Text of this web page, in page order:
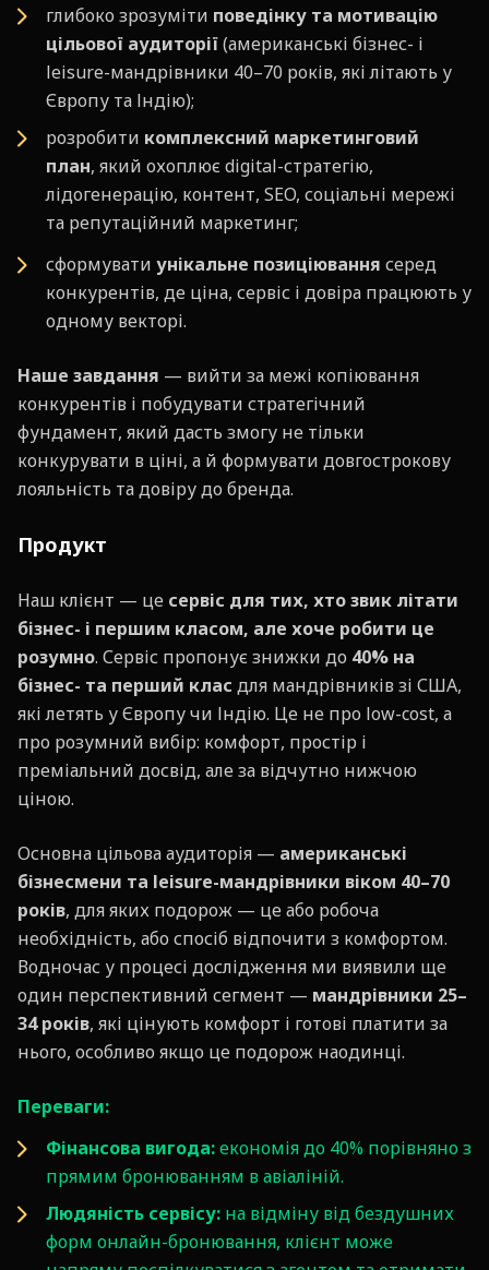
глибоко зрозуміти поведінку та мотивацію
цільової аудиторії(американські бізнес- і
leisure-мандрівники 40–70 років, які літають у
Європу та Індію);
розробити комплексний маркетинговий
план, який охоплює digital-стратегію,
лідогенерацію, контент, SEO, соціальні мережі
та репутаційний маркетинг;
сформувати унікальне позиціювання серед
конкурентів, де ціна, сервіс і довіра працюють у
одному векторі.
Наше завдання — вийти за межі копіювання
конкурентів і побудувати стратегічний
фундамент, який дасть змогу не тільки
конкурувати в ціні, а й формувати довгострокову
лояльність та довіру до бренда.
Продукт
Наш клієнт — це сервіс для тих, хто звик літати
бізнес- і першим класом, але хоче робити це
розумно. Сервіс пропонує знижки до 40% на
бізнес- та перший клас для мандрівників зі США,
які летять у Європу чи Індію. Це не про low-cost, а
про розумний вибір: комфорт, простір і
преміальний досвід, але за відчутно нижчою
ціною.
Основна цільова аудиторія — американські
бізнесмени та leisure-мандрівники віком 40–70
років, для яких подорож — це або робоча
необхідність, або спосіб відпочити з комфортом.
Водночас у процесі дослідження ми виявили ще
один перспективний сегмент — мандрівники 25–
34 років, які цінують комфорт і готові платити за
нього, особливо якщо це подорож наодинці.
Переваги:
Фінансова вигода:економія до 40% порівняно з
прямим бронюванням в авіаліній.
Людяність сервісу: на відміну від бездушних
форм онлайн-бронювання, клієнт може